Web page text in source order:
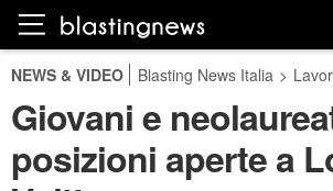
NEWS & VIDEO Blasting News Italia >
Giovani e
posizioni aperte a